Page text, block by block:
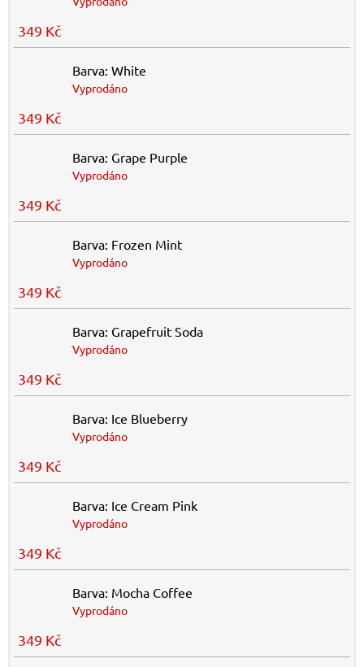
349 Kč
Barva: White
Vyprodáno
349 Kč
Barva: Grape Purple
Vyprodáno
349 Kč
Barva: Frozen Mint
Vyprodáno
349 Kč
Barva: Grapefruit Soda
Vyprodáno
349 Kč
Barva: Ice Blueberry
Vyprodáno
349 Kč
Barva: Ice Cream Pink
Vyprodáno
349 Kč
Barva: Mocha Coffee
Vyprodáno
349 Kč